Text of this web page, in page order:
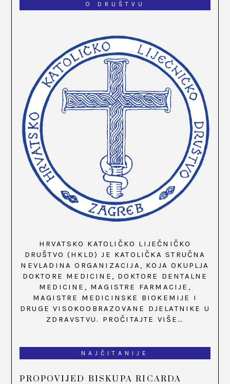
O DRUŠTVU
HRVATSKO KATOLIČKO LIJEČNIČKO
DRUŠTVO (HKLD) JE KATOLIČKA STRUČNA
NEVLADINA ORGANIZACIJA, KOJA OKUPLJA
DOKTORE MEDICINE, DOKTORE DENTALNE
MEDICINE, MAGISTRE FARMACIJE,
MAGISTRE MEDICINSKE BIOKEMIJE I
DRUGE VISOKOOBRAZOVANE DJELATNIKE U
ZDRAVSTVU. PROČITAJTE VIŠE…
NAJČITANIJE
PROPOVIJED BISKUPA RICARDA